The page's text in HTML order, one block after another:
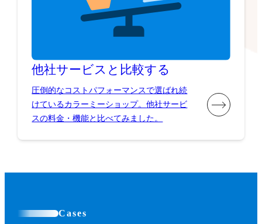
他社サービスと比較する
圧倒的なコストパフォーマンスで選ばれ続
けているカラーミーショップ。他社サービ
スの料金・機能と比べてみました。
Cases